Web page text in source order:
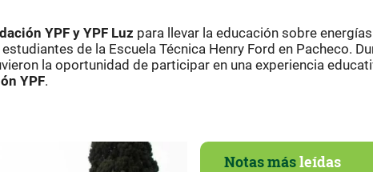
YPF y YPF Luz para llevar la educación sobre energías
de la Escuela Técnica Henry Ford en Pacheco.
la oportunidad de participar en una experiencia
YPF.
Notas másleídas